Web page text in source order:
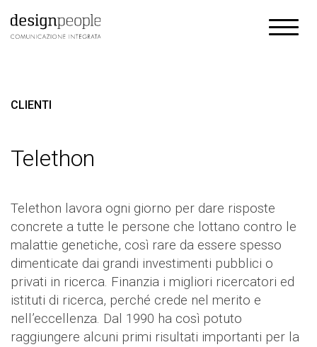
CLIENTI
Telethon
Telethon lavora ogni giorno per dare risposte
concrete a tutte le persone che lottano contro le
malattie genetiche, così rare da essere spesso
dimenticate dai grandi investimenti pubblici o
privati in ricerca. Finanzia i migliori ricercatori ed
istituti di ricerca, perché crede nel merito e
nell’eccellenza. Dal 1990 ha così potuto
raggiungere alcuni primi risultati importanti per la